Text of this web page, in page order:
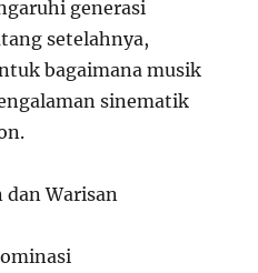
generasi
setelahnya,
bagaimana musik
sinematik
dan Warisan